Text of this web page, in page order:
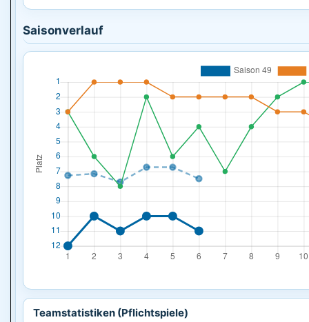
Saisonverlauf
Teamstatistiken (Pflichtspiele)